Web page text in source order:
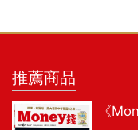
推薦商品
《